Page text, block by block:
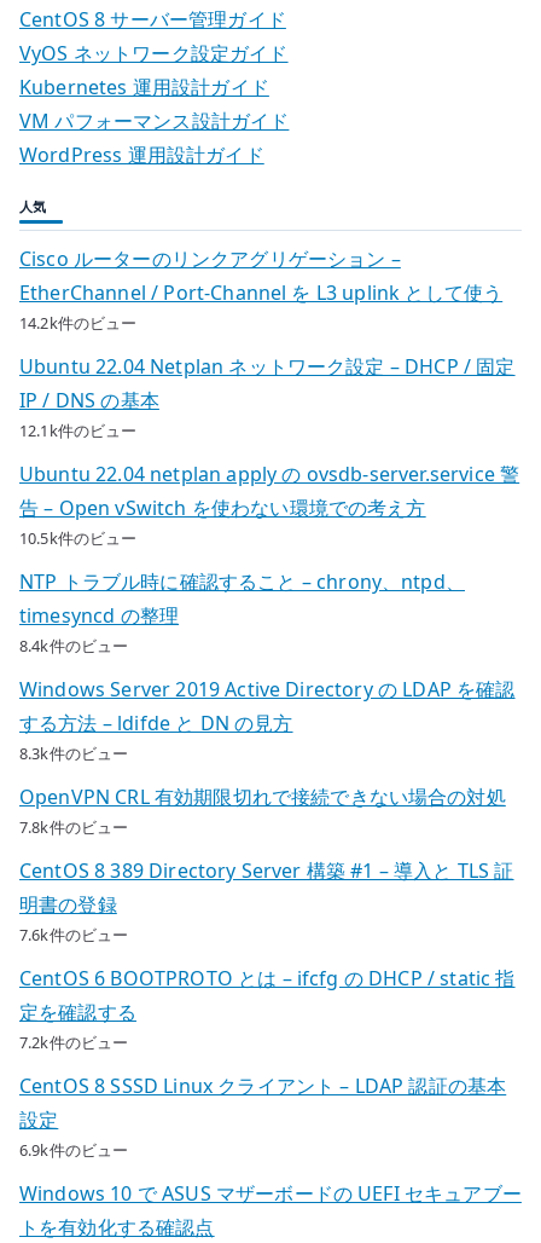
CentOS 8 サーバー管理ガイド
VyOS ネットワーク設定ガイド
Kubernetes 運用設計ガイド
VM パフォーマンス設計ガイド
WordPress 運用設計ガイド
人気
Cisco ルーターのリンクアグリゲーション –
EtherChannel / Port-Channel を L3 uplink として使う
14.2k件のビュー
Ubuntu 22.04 Netplan ネットワーク設定 – DHCP / 固定
IP / DNS の基本
12.1k件のビュー
Ubuntu 22.04 netplan apply の ovsdb-server.service 警
告 – Open vSwitch を使わない環境での考え方
10.5k件のビュー
NTP トラブル時に確認すること – chrony、ntpd、
timesyncd の整理
8.4k件のビュー
Windows Server 2019 Active Directory の LDAP を確認
する方法 – ldifde と DN の見方
8.3k件のビュー
OpenVPN CRL 有効期限切れで接続できない場合の対処
7.8k件のビュー
CentOS 8 389 Directory Server 構築 #1 – 導入と TLS 証
明書の登録
7.6k件のビュー
CentOS 6 BOOTPROTO とは – ifcfg の DHCP / static 指
定を確認する
7.2k件のビュー
CentOS 8 SSSD Linux クライアント – LDAP 認証の基本
設定
6.9k件のビュー
Windows 10 で ASUS マザーボードの UEFI セキュアブー
トを有効化する確認点